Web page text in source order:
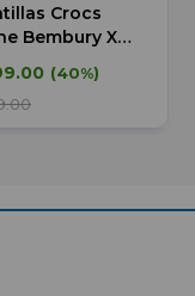
Crocs
Bembury X
- Unisex
40